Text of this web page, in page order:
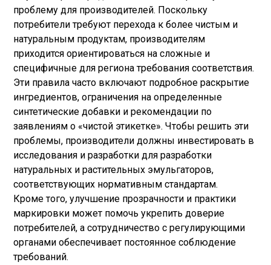
проблему для производителей. Поскольку
потребители требуют перехода к более чистым и
натуральным продуктам, производителям
приходится ориентироваться на сложные и
специфичные для региона требования соответствия.
Эти правила часто включают подробное раскрытие
ингредиентов, ограничения на определенные
синтетические добавки и рекомендации по
заявлениям о «чистой этикетке». Чтобы решить эти
проблемы, производители должны инвестировать в
исследования и разработки для разработки
натуральных и растительных эмульгаторов,
соответствующих нормативным стандартам.
Кроме того, улучшение прозрачности и практики
маркировки может помочь укрепить доверие
потребителей, а сотрудничество с регулирующими
органами обеспечивает постоянное соблюдение
требований.